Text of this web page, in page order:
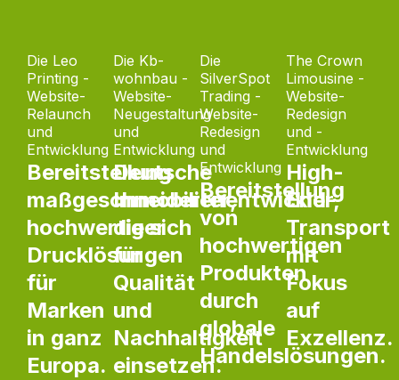
Die Leo
Printing -
Website-
Relaunch
und
Entwicklung
Bereitstellung
maßgeschneiderter,
hochwertiger
Drucklösungen
für
Marken
in ganz
Europa.
Die Kb-
wohnbau -
Website-
Neugestaltung
und
Entwicklung
Deutsche
Immobilienentwickler,
die sich
für
Qualität
und
Nachhaltigkeit
einsetzen.
Die
SilverSpot
Trading -
Website-
Redesign
und
Entwicklung
Bereitstellung
von
hochwertigen
Produkten
durch
globale
Handelslösungen.
The Crown
Limousine -
Website-
Redesign
und -
Entwicklung
High-
End-
Transport
mit
Fokus
auf
Exzellenz.